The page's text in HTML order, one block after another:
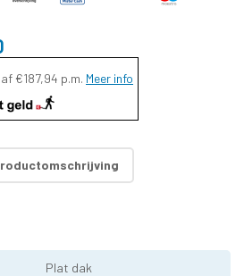
€187,94 p.m. Meer info
Plat dak